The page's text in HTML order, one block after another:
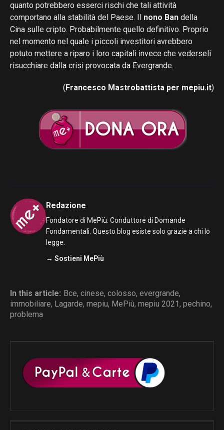
quanto potrebbero esserci rischi che tali attività
comportano alla stabilità del Paese. Il nono Ban della
Cina sulle cripto. Probabilmente quello definitivo. Proprio
nel momento nel quale i piccoli investitori avrebbero
potuto mettere a riparo i loro capitali invece che vederseli
risucchiare dalla crisi provocata da Evergrande.
(Francesco Mastrobattista per mepiu.it)
Redazione
Fondatore di MePiù. Conduttore di Domande
Fondamentali. Questo blog esiste solo grazie a chi lo
legge.
→ Sostieni MePiù
In this article: Bce, cinese, colosso, evergrande,
immobiliare, Lagarde, mepiu, MePiù, mepiu 2021, pechino,
problema